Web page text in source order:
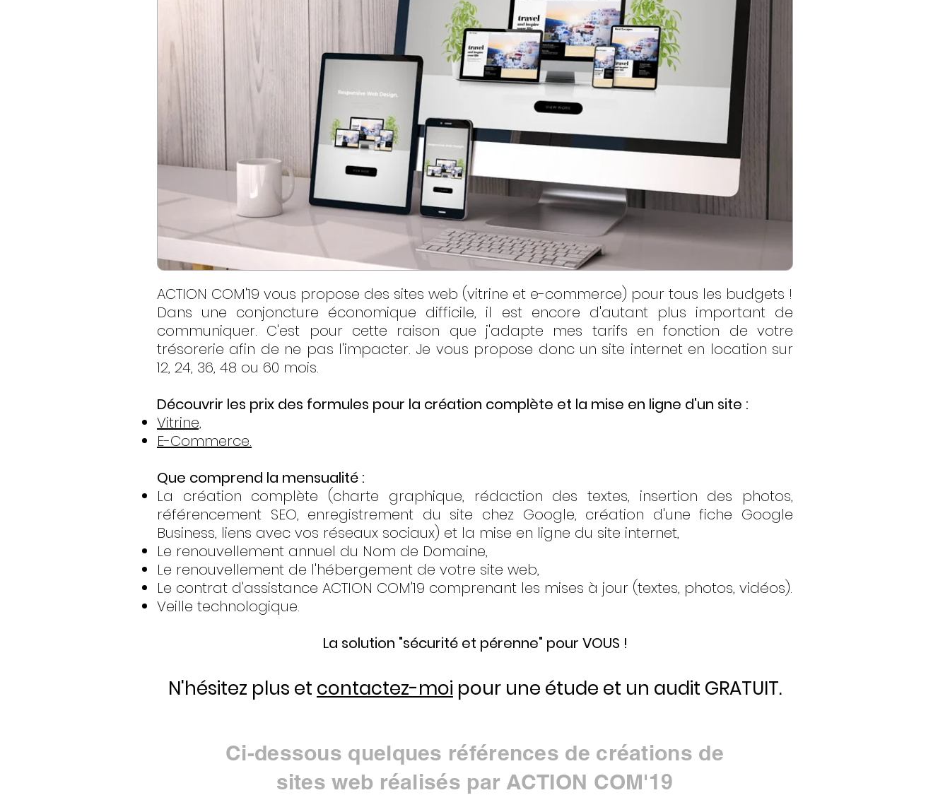
ACTION COM'19 vous propose des sites web (vitrine et e-commerce) pour tous les budgets !
Dans une conjoncture économique difficile, il est encore d'autant plus important de
communiquer. C'est pour cette raison que j'adapte mes tarifs en fonction de votre
trésorerie afin de ne pas l'impacter. Je vous propose donc un site internet en location sur
12, 24, 36, 48 ou 60 mois.
Découvrir les prix des formules pour la création complète et la mise en ligne d'un site :
Vitrine,
E-Commerce.
Que comprend la mensualité :
La création complète (charte graphique, rédaction des textes, insertion des photos,
référencement SEO, enregistrement du site chez Google, création d'une fiche Google
Business, liens avec vos réseaux sociaux) et la mise en ligne du site internet,
Le renouvellement annuel du Nom de Domaine,
Le renouvellement de l'hébergement de votre site web,
Le contrat d'assistance ACTION COM'19 comprenant les mises à jour (textes, photos, vidéos).
Veille technologique.
La solution "sécurité et pérenne" pour VOUS !
N'hésitez plus et contactez-moi pour une étude et un audit GRATUIT.
Ci-dessous quelques références de créations de
sites web réalisés par ACTION COM'19